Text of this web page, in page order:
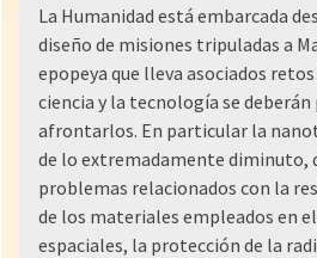
La Humanidad está embarcada
diseño de misiones tripuladas a
epopeya que lleva asociados
ciencia y la tecnología se
afrontarlos. En particular la
de lo extremadamente diminuto,
problemas relacionados con la
de los materiales empleados en
espaciales, la protección de la